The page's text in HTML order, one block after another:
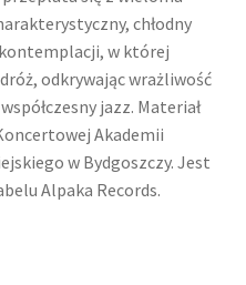
chłodny
w której
odkrywając wrażliwość
jazz. Materiał
Akademii
w Bydgoszczy. Jest
Alpaka Records.